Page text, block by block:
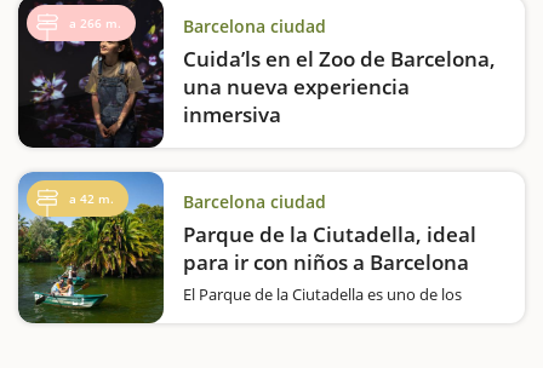
a 266 m. Barcelona ciudad
Cuida’ls en el Zoo de Barcelona,
una nueva experiencia
inmersiva
En el Zoo de Barcelona se puede disfrutar de
Cuida'ls, una instalación inmersiva e
interactiva diseñada para que pequeños y
mayores aprendan a proteger la
biodiversidad de forma lúdica y
educativa.Con proyecciones, juegos…
a 42 m. Barcelona ciudad
Parque de la Ciutadella, ideal
para ir con niños a Barcelona
El Parque de la Ciutadella es uno de los